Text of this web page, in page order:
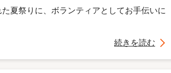
夏祭りに、ボランティアとしてお手伝いに
続きを読む